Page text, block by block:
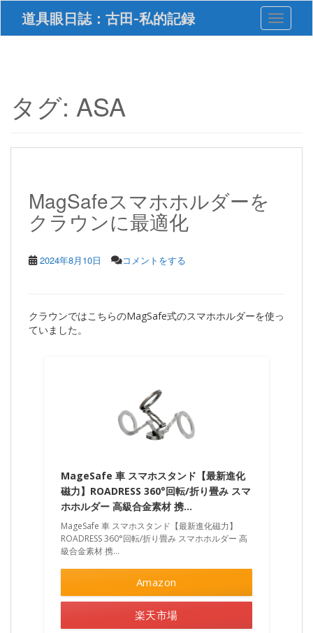
i
道具眼日誌：古田-私的記録 Toggle
タグ: ASA
MagSafeスマホホルダーを
クラウンに最適化
2024年8月10日 コメントをする
クラウンではこちらのMagSafe式のスマホホルダーを使っ
ていました。
MageSafe 車 スマホスタンド【最新進化
磁力】ROADRESS 360°回転/折り畳み スマ
ホホルダー 高級合金素材 携…
MageSafe 車 スマホスタンド【最新進化磁力】
ROADRESS 360°回転/折り畳み スマホホルダー 高
級合金素材 携…
Amazon
楽天市場